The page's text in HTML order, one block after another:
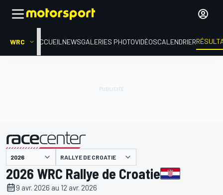
WRC ACCUEIL NEWSGALERIES PHOTOVIDÉOSCALENDRIER
présenté par RALLYE DE CROATIE
2026 WRC Rallye de Croatie
9 avr. 2026 au 12 avr. 2026